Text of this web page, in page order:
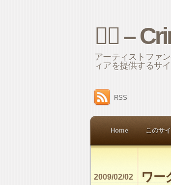
⌘ –
アーティストファ
ィアを提供するサイ
RSS
Home このサ
ワー
2009/02/02